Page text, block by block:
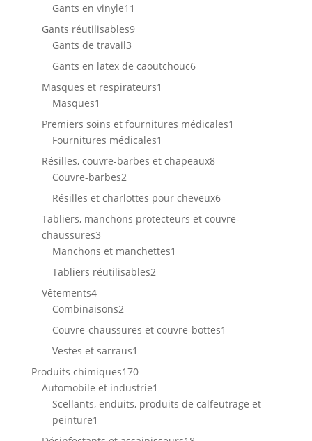
Gants en vinyle11
Gants réutilisables99
Gants de travail33
produits
Gants en latex de caoutchouc66
Masques et respirateurs1
Masques1
produit
Premiers soins et fournitures médicales1
Fournitures médicales1
produit
Résilles, couvre-barbes et chapeaux88
Couvre-barbes22
produits
Résilles et charlottes pour cheveux66
Tabliers, manchons protecteurs et couvre-
chaussures33
produits
Manchons et manchettes1
Tabliers réutilisables22
Vêtements44
produits
Combinaisons22
produits
Couvre-chaussures et couvre-bottes1
Vestes et sarraus1
produit
Produits chimiques170170
produits
Automobile et industrie1
produit
Scellants, enduits, produits de calfeutrage et
peinture1
produit